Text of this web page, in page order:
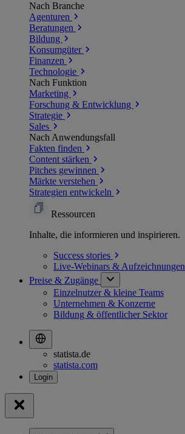
Nach Branche
Agenturen
Beratungen
Bildung
Konsumgüter
Finanzen
Technologie
Nach Funktion
Marketing
Forschung & Entwicklung
Strategie
Sales
Nach Anwendungsfall
Fakten finden
Content stärken
Pitches gewinnen
Märkte verstehen
Strategien entwickeln
Ressourcen
Inhalte, die informieren und inspirieren.
Success stories
Live-Webinars & Aufzeichnungen
Preise & Zugänge
Einzelnutzer & kleine Teams
Unternehmen & Konzerne
Bildung & öffentlicher Sektor
statista.de
statista.com